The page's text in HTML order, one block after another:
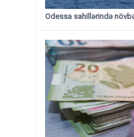
Odessa sahillərində